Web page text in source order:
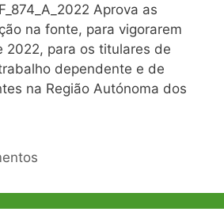
Aprova as
na fonte, para vigorarem
2022, para os titulares de
dependente e de
na Região Autónoma dos